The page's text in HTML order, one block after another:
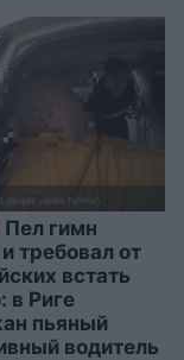
Пел гимн
требовал от
встать
в Риге
пьяный
водитель